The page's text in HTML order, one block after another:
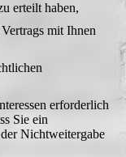
erteilt haben,
mit Ihnen
erforderlich
Sie ein
Nichtweitergabe